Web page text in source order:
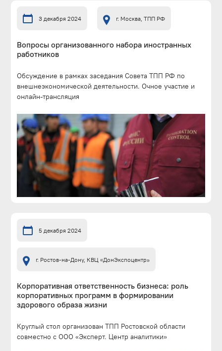
3 декабря 2024 г. Москва, ТПП РФ
Вопросы организованного набора иностранных
работников
Обсуждение в рамках заседания Совета ТПП РФ по
внешнеэкономической деятельности. Очное участие и
онлайн-трансляция
5 декабря 2024
г. Ростов-на-Дону, КВЦ «ДонЭкспоцентр»
Корпоративная ответственность бизнеса: роль
корпоративных программ в формировании
здорового образа жизни
Круглый стол организован ТПП Ростовской области
совместно с ООО «Эксперт. Центр аналитики»